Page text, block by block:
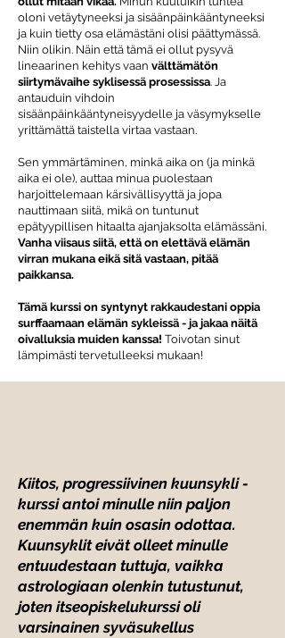
oloni vetäytyneeksi ja sisäänpäinkääntyneeksi
ja kuin tietty osa elämästäni olisi päättymässä.
Niin olikin. Näin että tämä ei ollut pysyvä
lineaarinen kehitys vaan välttämätön
siirtymävaihe syklisessä prosessissa. Ja
antauduin vihdoin
sisäänpäinkääntyneisyydelle ja väsymykselle
yrittämättä taistella virtaa vastaan.
Sen ymmärtäminen, minkä aika on (ja minkä
aika ei ole), auttaa minua puolestaan
harjoittelemaan kärsivällisyyttä ja jopa
nauttimaan siitä, mikä on tuntunut
epätyypillisen hitaalta ajanjaksolta elämässäni.
Vanha viisaus siitä, että on elettävä elämän
virran mukana eikä sitä vastaan, pitää
paikkansa.
Tämä kurssi on syntynyt rakkaudestani oppia
surffaamaan elämän sykleissä - ja jakaa näitä
oivalluksia muiden kanssa! Toivotan sinut
lämpimästi tervetulleeksi mukaan!
Kiitos, progressiivinen kuunsykli -
kurssi antoi minulle niin paljon
enemmän kuin osasin odottaa.
Kuunsyklit eivät olleet minulle
entuudestaan tuttuja, vaikka
astrologiaan olenkin tutustunut,
joten itseopiskelukurssi oli
varsinainen syväsukellus